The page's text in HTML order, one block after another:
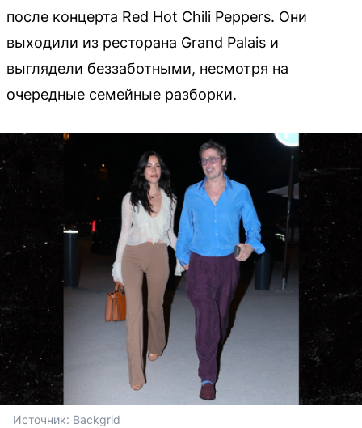
после концерта Red Hot Chili Peppers. Они
выходили из ресторана Grand Palais и
выглядели беззаботными, несмотря на
очередные семейные разборки.
Источник: Backgrid